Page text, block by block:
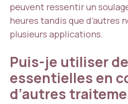
peuvent ressentir un
heures tandis que d’autres
plusieurs applications.
Puis-je utiliser
essentielles en
d’autres